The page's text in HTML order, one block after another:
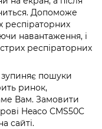
Допоможе
респіраторних
навантаження, і
респіраторних
зупиняє пошуки
ринок,
Вам. Замовити
Heaco CMS50C
сайті.